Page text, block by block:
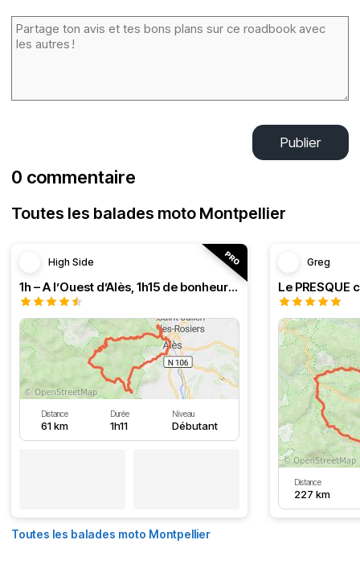
Publier
0 commentaire
Toutes les balades moto Montpellier
High Side
1h – A l’Ouest d’Alès, 1h15 de bonheur (HSRF23)
Distance
61 km
Durée
1h11
Niveau
Débutant
Greg
Distance
227 km
Toutes les balades moto Montpellier